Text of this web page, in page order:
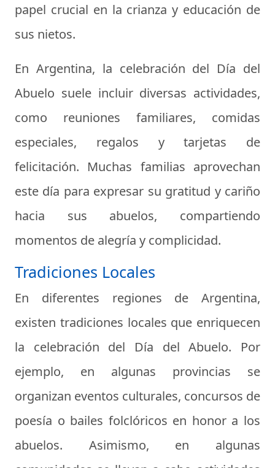
papel crucial en la crianza y educación de
sus nietos.
En Argentina, la celebración del Día del
Abuelo suele incluir diversas actividades,
como reuniones familiares, comidas
especiales, regalos y tarjetas de
felicitación. Muchas familias aprovechan
este día para expresar su gratitud y cariño
hacia sus abuelos, compartiendo
momentos de alegría y complicidad.
Tradiciones Locales
En diferentes regiones de Argentina,
existen tradiciones locales que enriquecen
la celebración del Día del Abuelo. Por
ejemplo, en algunas provincias se
organizan eventos culturales, concursos de
poesía o bailes folclóricos en honor a los
abuelos. Asimismo, en algunas